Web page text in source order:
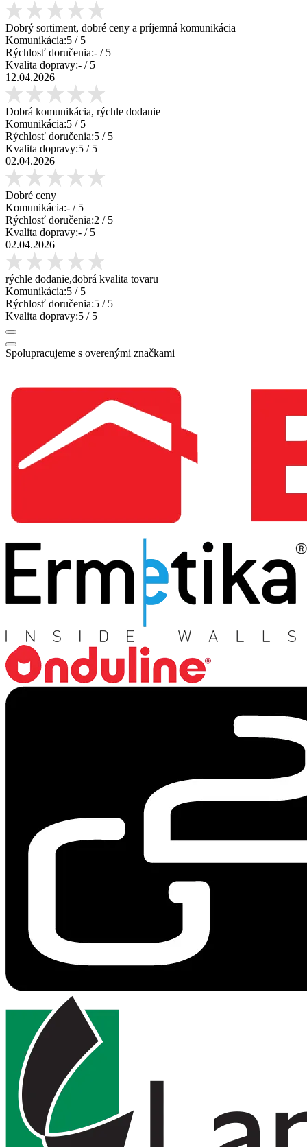
Dobrý sortiment, dobré ceny a príjemná komunikácia
Komunikácia:5 / 5
Rýchlosť doručenia:- / 5
Kvalita dopravy:- / 5
12.04.2026
Dobrá komunikácia, rýchle dodanie
Komunikácia:5 / 5
Rýchlosť doručenia:5 / 5
Kvalita dopravy:5 / 5
02.04.2026
Dobré ceny
Komunikácia:- / 5
Rýchlosť doručenia:2 / 5
Kvalita dopravy:- / 5
02.04.2026
rýchle dodanie,dobrá kvalita tovaru
Komunikácia:5 / 5
Rýchlosť doručenia:5 / 5
Kvalita dopravy:5 / 5
Spolupracujeme s overenými značkami